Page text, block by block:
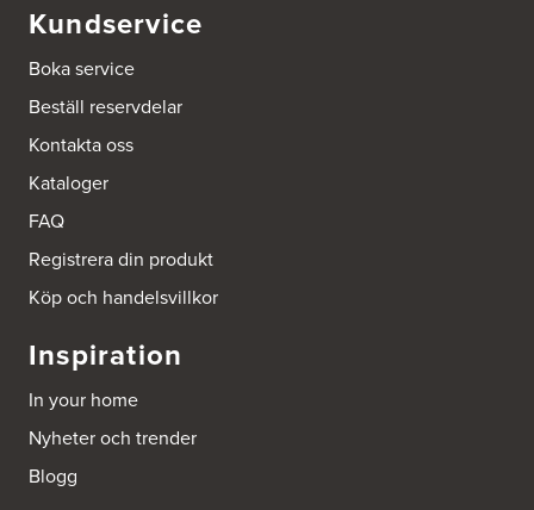
Kundservice
Boka service
Beställ reservdelar
Kontakta oss
Kataloger
FAQ
Registrera din produkt
Köp och handelsvillkor
Inspiration
In your home
Nyheter och trender
Blogg